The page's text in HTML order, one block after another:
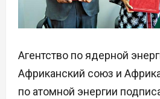
Агентство по ядерной
Африканский союз и
по атомной энергии